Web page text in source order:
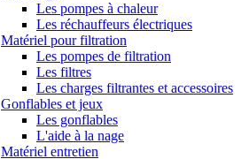
Les pompes à chaleur
Les réchauffeurs électriques
Matériel pour filtration
Les pompes de filtration
Les filtres
Les charges filtrantes et accessoires
Gonflables et jeux
Les gonflables
L'aide à la nage
Matériel entretien